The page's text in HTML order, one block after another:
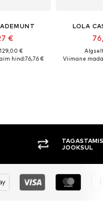
€
€
hind:76,76 €
LOLA
Viimane
JOOKSUL